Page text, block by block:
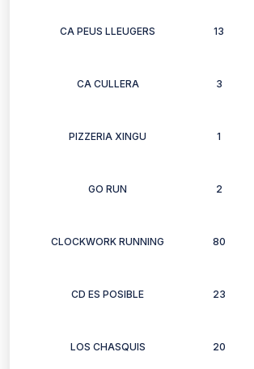
CA PEUS LLEUGERS 13
CA CULLERA 3
PIZZERIA XINGU 1
GO RUN 2
CLOCKWORK RUNNING 80
CD ES POSIBLE 23
LOS CHASQUIS 20